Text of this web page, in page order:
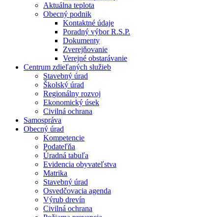
Aktuálna teplota
Obecný podnik
Kontaktné údaje
Poradný výbor R.S.P.
Dokumenty
Zverejňovanie
Verejné obstarávanie
Centrum zdieľaných služieb
Stavebný úrad
Školský úrad
Regionálny rozvoj
Ekonomický úsek
Civilná ochrana
Samospráva
Obecný úrad
Kompetencie
Podateľňa
Úradná tabuľa
Evidencia obyvateľstva
Matrika
Stavebný úrad
Osvedčovacia agenda
Výrub drevín
Civilná ochrana